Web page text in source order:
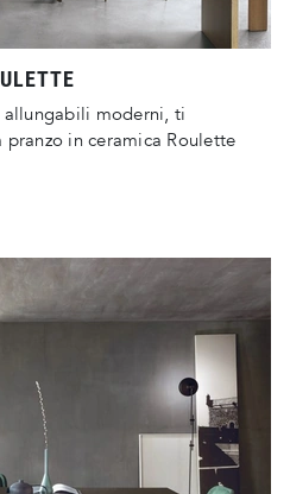
allungabili moderni, ti
in ceramica Roulette